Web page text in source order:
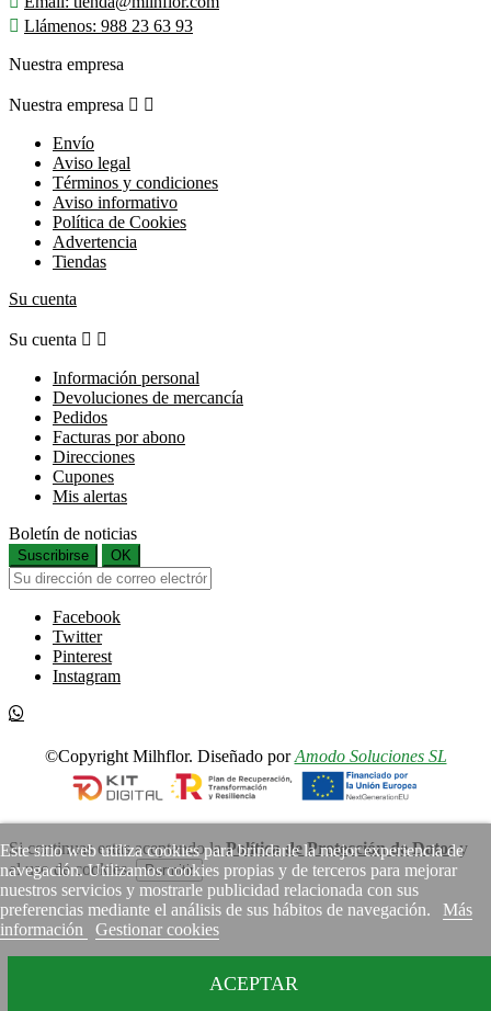
Este sitio web utiliza cookies para brindarle la mejor experiencia de
navegación. Utilizamos cookies propias y de terceros para mejorar
nuestros servicios y mostrarle publicidad relacionada con sus
preferencias mediante el análisis de sus hábitos de navegación.
Más
información
Gestionar cookies
ACEPTAR
 Llámenos: 988 23 63 93
Nuestra empresa
Nuestra empresa  
Envío
Aviso legal
Términos y condiciones
Aviso informativo
Política de Cookies
Advertencia
Tiendas
Su cuenta
Su cuenta  
Información personal
Devoluciones de mercancía
Pedidos
Facturas por abono
Direcciones
Cupones
Mis alertas
Boletín de noticias
Suscribirse OK
Facebook
Twitter
Pinterest
Instagram
©Copyright Milhflor. Diseñado porAmodo Soluciones SL
Si continuas estas aceptando laPolítica de Protección de Datosy
el uso de cookies.
Permitir